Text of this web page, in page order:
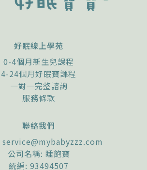
好眠線上學苑
0-4個月新生兒課程
4-24個月好眠寶課程
一對一完整諮詢
服務條款
聯絡我們
service@mybabyzzz.com
公司名稱: 睡飽寶
統編: 93494507